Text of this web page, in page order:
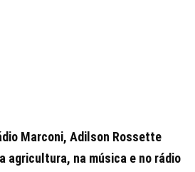
Marconi, Adilson Rossette
agricultura, na música e no rádio